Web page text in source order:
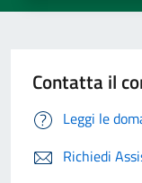
Contatta il
Leggi le
Richiedi